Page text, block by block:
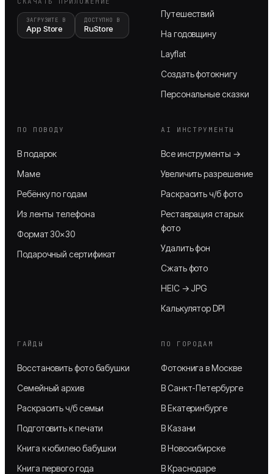
ЗАГРУЗИТЕ В
App Store
ДОСТУПНО В
RuStore
Путешествий
На годовщину
Layflat
Создать фотокнигу
Персональные сказки
ПО ПОВОДУ
В подарок
Маме
Ребёнку по годам
Из ленты телефона
Формат 30×30
Подарочный сертификат
AI ИНСТРУМЕНТЫ
Все инструменты →
Увеличить разрешение
Раскрасить ч/б фото
Реставрация старых
фото
Удалить фон
Сжать фото
HEIC → JPG
Калькулятор DPI
ГАЙДЫ
Восстановить фото бабушки
Семейный архив
Раскрасить ч/б семьи
Подготовить к печати
Книга к юбилею бабушки
Книга первого года
ПО ГОРОДАМ
Фотокнига в Москве
В Санкт-Петербурге
В Екатеринбурге
В Казани
В Новосибирске
В Краснодаре